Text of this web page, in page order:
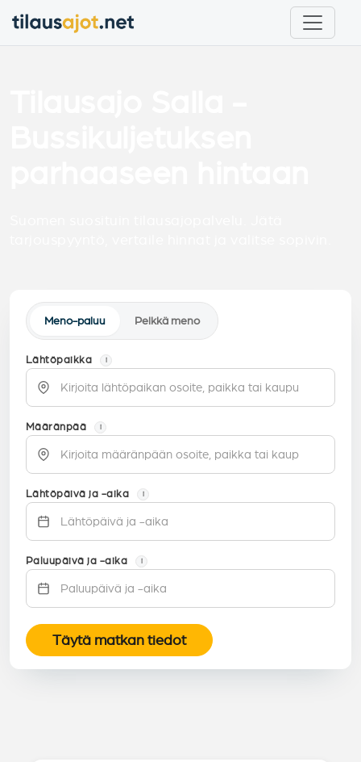
Meno-paluu Pelkkä meno
Lähtöpaikka i
Määränpää i
Lähtöpäivä ja -aika i
Paluupäivä ja -aika i
Täytä matkan tiedot